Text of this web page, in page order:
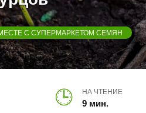
С СУПЕРМАРКЕТОМ СЕМЯН
НА ЧТЕНИЕ
9 мин.